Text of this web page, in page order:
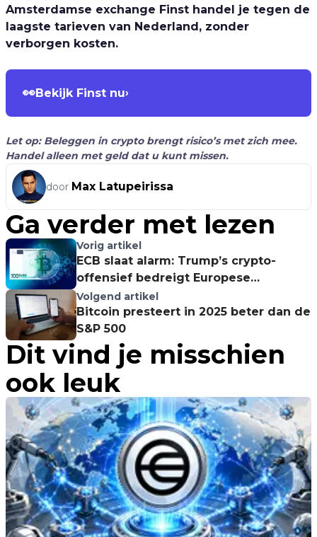
Amsterdamse exchange Finst handel je tegen de
laagste tarieven van Nederland, zonder
verborgen kosten.
👀Bekijk Finst nu›
Let op: Beleggen in crypto brengt risico’s met zich mee.
Handel alleen met geld dat u kunt missen.
door Max Latupeirissa
Ga verder met lezen
Vorig artikel
ECB slaat alarm: Trump’s crypto-
offensief bedreigt Europese
economie!
Volgend artikel
Bitcoin presteert in 2025 beter dan de
S&P 500
Dit vind je misschien
ook leuk